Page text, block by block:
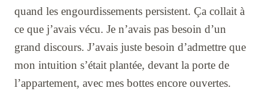
quand les engourdissements persistent. Ça collait à
ce que j’avais vécu. Je n’avais pas besoin d’un
grand discours. J’avais juste besoin d’admettre que
mon intuition s’était plantée, devant la porte de
l’appartement, avec mes bottes encore ouvertes.